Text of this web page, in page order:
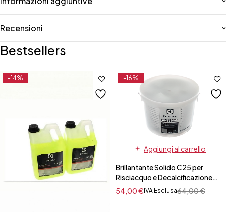
Recensioni
Bestsellers
-14% -16%
Aggiungi al carrello
Brillantante Solido C25 per
Risciacquo e Decalcificazione
Professionale
Electrolux/Zanussi per Forno 50
64,00€
54,00€IVA Esclusa